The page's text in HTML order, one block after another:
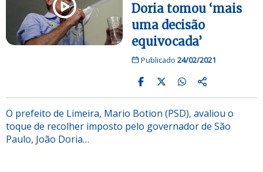
Doria tomou ‘mais
uma decisão
equivocada’
Publicado 24/02/2021
O prefeito de Limeira, Mario Botion (PSD), avaliou o
toque de recolher imposto pelo governador de São
Paulo, João Doria…